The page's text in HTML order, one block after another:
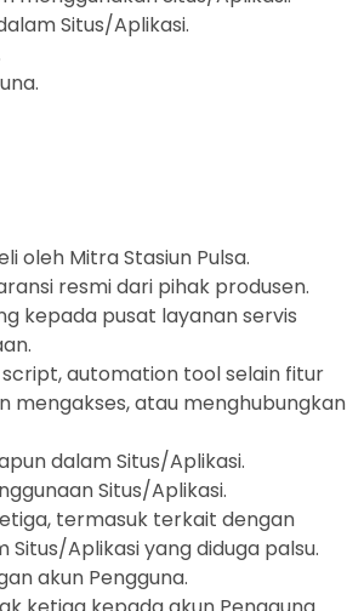
Situs/Aplikasi.
oleh Mitra Stasiun Pulsa.
resmi dari pihak produsen.
kepada pusat layanan servis
automation tool selain fitur
mengakses, atau menghubungkan
dalam Situs/Aplikasi.
Situs/Aplikasi.
termasuk terkait dengan
Aplikasi yang diduga palsu.
akun Pengguna.